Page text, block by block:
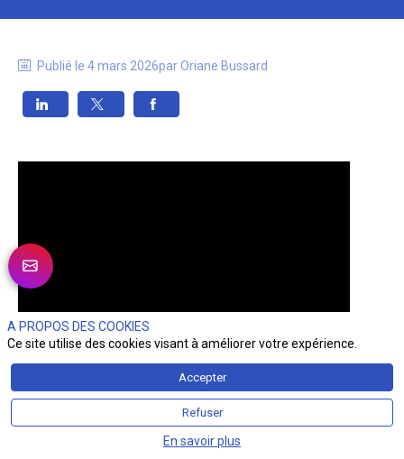
Publié le 4 mars 2026parOriane Bussard
A PROPOS DES COOKIES
Ce site utilise des cookies visant à améliorer votre expérience.
Accepter
Refuser
En savoir plus